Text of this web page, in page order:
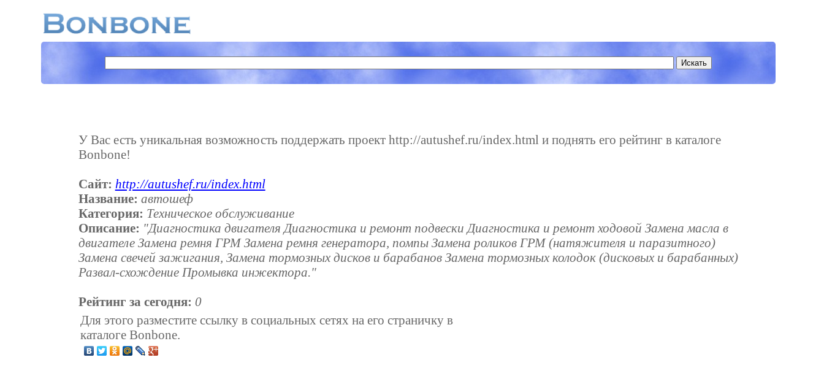
У Вас есть уникальная возможность поддержать проект http://autushef.ru/index.html и поднять его рейтинг в каталоге
Bonbone!
Сайт: http://autushef.ru/index.html
Название: автошеф
Категория: Техническое обслуживание
Описание: "Диагностика двигателя Диагностика и ремонт подвески Диагностика и ремонт ходовой Замена масла в
двигателе Замена ремня ГРМ Замена ремня генератора, помпы Замена роликов ГРМ (натяжителя и паразитного)
Замена свечей зажигания, Замена тормозных дисков и барабанов Замена тормозных колодок (дисковых и барабанных)
Развал-схождение Промывка инжектора."
Рейтинг за сегодня: 0
Для этого разместите ссылку в социальных сетях на его страничку в
каталоге Bonbone.